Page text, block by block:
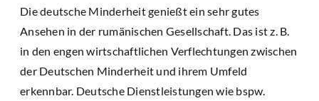
Die deutsche Minderheit genießt ein sehr gutes
Ansehen in der rumänischen Gesellschaft. Das ist z. B.
in den engen wirtschaftlichen Verflechtungen zwischen
der Deutschen Minderheit und ihrem Umfeld
erkennbar. Deutsche Dienstleistungen wie bspw.